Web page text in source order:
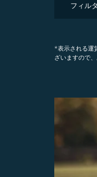
フィル
*表示される運
ざいますので